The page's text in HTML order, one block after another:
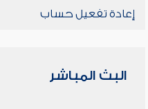
إعادة تفعيل حساب
البث المباشر